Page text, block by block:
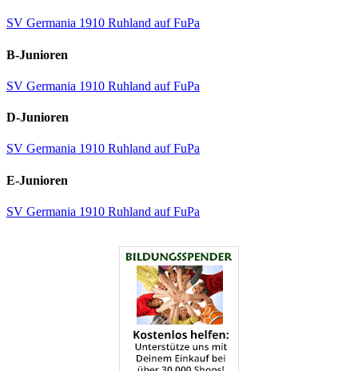
SV Germania 1910 Ruhland auf FuPa
B-Junioren
SV Germania 1910 Ruhland auf FuPa
D-Junioren
SV Germania 1910 Ruhland auf FuPa
E-Junioren
SV Germania 1910 Ruhland auf FuPa